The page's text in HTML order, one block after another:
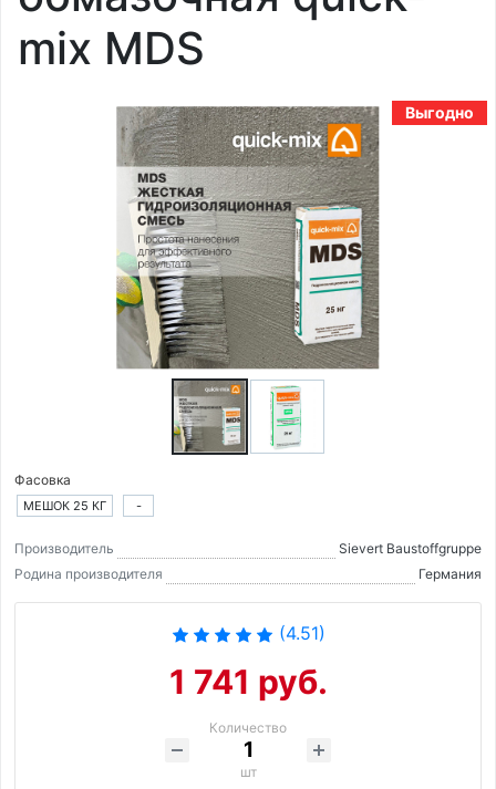
mix MDS
Выгодно
Фасовка
МЕШОК 25 КГ -
Производитель
Sievert Baustoffgruppe
Родина производителя
Германия
(4.51)
1 741 руб.
Количество
шт